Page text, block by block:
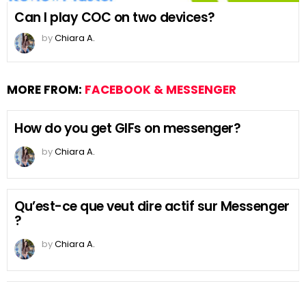
Can I play COC on two devices?
byChiara A.
MORE FROM: FACEBOOK & MESSENGER
How do you get GIFs on messenger?
byChiara A.
Qu’est-ce que veut dire actif sur Messenger
?
byChiara A.